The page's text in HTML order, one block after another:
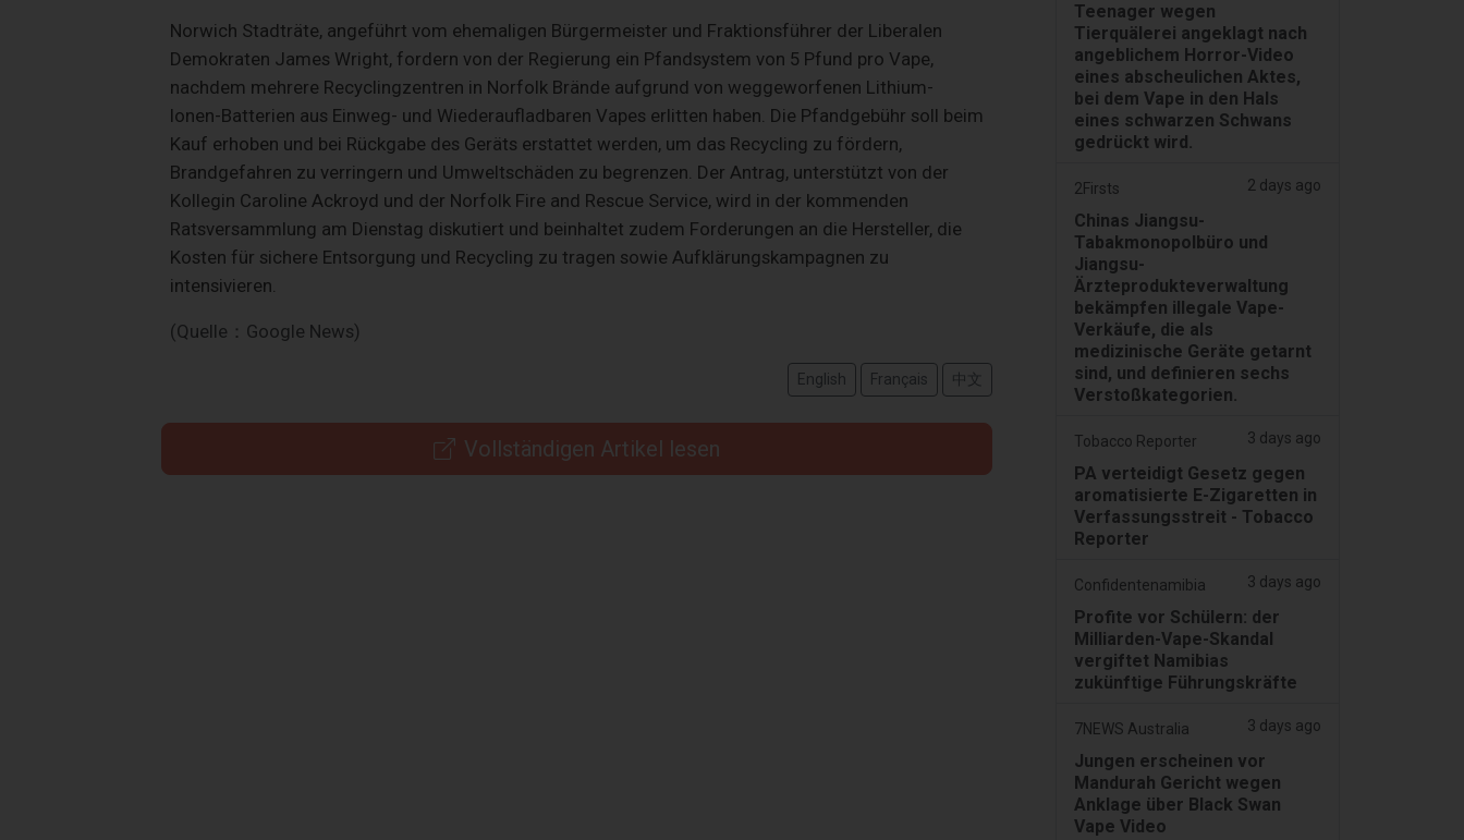
Norwich Stadträte, angeführt vom ehemaligen Bürgermeister und Fraktionsführer der Liberalen
Demokraten James Wright, fordern von der Regierung ein Pfandsystem von 5 Pfund pro Vape,
nachdem mehrere Recyclingzentren in Norfolk Brände aufgrund von weggeworfenen Lithium-
Ionen-Batterien aus Einweg- und Wiederaufladbaren Vapes erlitten haben. Die Pfandgebühr soll beim
Kauf erhoben und bei Rückgabe des Geräts erstattet werden, um das Recycling zu fördern,
Brandgefahren zu verringern und Umweltschäden zu begrenzen. Der Antrag, unterstützt von der
Kollegin Caroline Ackroyd und der Norfolk Fire and Rescue Service, wird in der kommenden
Ratsversammlung am Dienstag diskutiert und beinhaltet zudem Forderungen an die Hersteller, die
Kosten für sichere Entsorgung und Recycling zu tragen sowie Aufklärungskampagnen zu
intensivieren.
(Quelle：Google News)
English Français 中文
Vollständigen Artikel lesen
Teenager wegen
Tierquälerei angeklagt nach
angeblichem Horror-Video
eines abscheulichen Aktes,
bei dem Vape in den Hals
eines schwarzen Schwans
gedrückt wird.
2Firsts 2 days ago
Chinas Jiangsu-
Tabakmonopolbüro und
Jiangsu-
Ärzteprodukteverwaltung
bekämpfen illegale Vape-
Verkäufe, die als
medizinische Geräte getarnt
sind, und definieren sechs
Verstoßkategorien.
Tobacco Reporter 3 days ago
PA verteidigt Gesetz gegen
aromatisierte E-Zigaretten in
Verfassungsstreit - Tobacco
Reporter
Confidentenamibia 3 days ago
Profite vor Schülern: der
Milliarden-Vape-Skandal
vergiftet Namibias
zukünftige Führungskräfte
7NEWS Australia 3 days ago
Jungen erscheinen vor
Mandurah Gericht wegen
Anklage über Black Swan
Vape Video